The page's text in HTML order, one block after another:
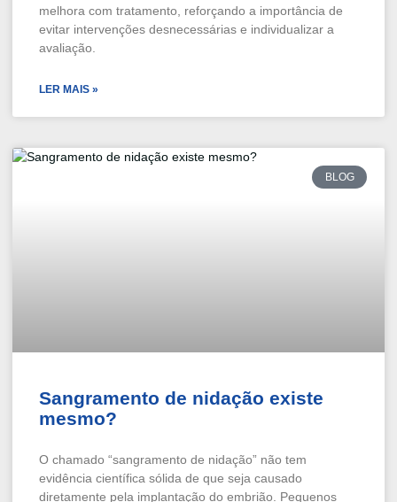
melhora com tratamento, reforçando a importância de
evitar intervenções desnecessárias e individualizar a
avaliação.
LER MAIS »
BLOG
Sangramento de nidação existe
mesmo?
O chamado “sangramento de nidação” não tem
evidência científica sólida de que seja causado
diretamente pela implantação do embrião. Pequenos